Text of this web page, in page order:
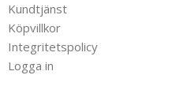
Kundtjänst
Köpvillkor
Integritetspolicy
Logga in